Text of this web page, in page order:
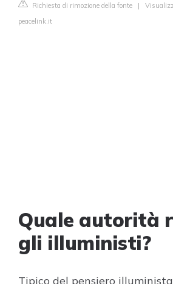
Richiesta di rimozione della fonte |
peacelink.it
Quale autorità
gli illuministi?
Tipico del pensiero